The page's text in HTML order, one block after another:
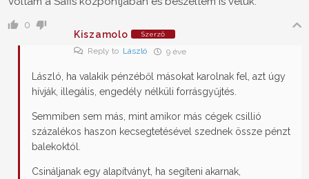
0
Kiszamolo
Szerző
Reply to László 9 éve
László, ha valakik pénzéből másokat karolnak fel, azt úgy
hívják, illegális, engedély nélküli forrásgyűjtés.
Semmiben sem más, mint amikor más cégek csillió
százalékos haszon kecsegtetésével szednek össze pénzt
balekoktól.
Csináljanak egy alapítványt, ha segíteni akarnak,